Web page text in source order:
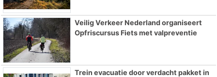
Veilig Verkeer Nederland organiseert
Opfriscursus Fiets met valpreventie
Trein evacuatie door verdacht pakket in